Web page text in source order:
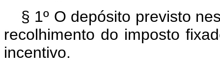
§ 1º O depósito previsto
recolhimento do imposto
incentivo.